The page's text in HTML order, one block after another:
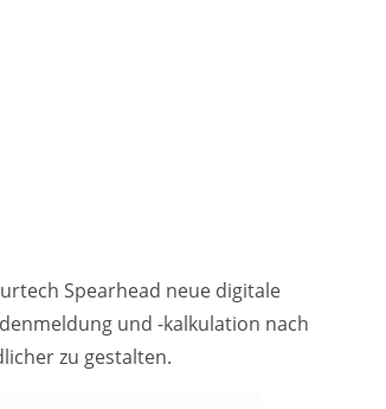
Spearhead neue digitale
und -kalkulation nach
zu gestalten.